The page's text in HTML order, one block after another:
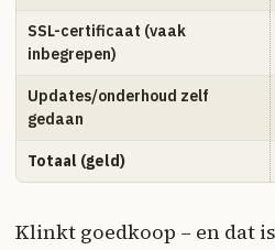
SSL-certificaat (vaak
inbegrepen)
Updates/onderhoud zelf
gedaan
Totaal (geld)
Klinkt goedkoop – en dat